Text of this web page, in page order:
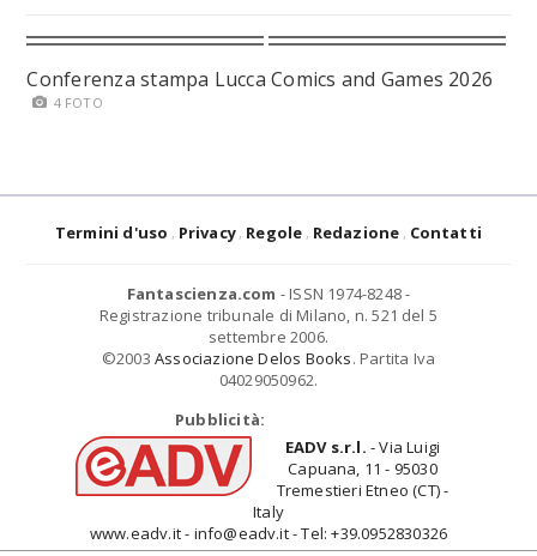
Conferenza stampa Lucca Comics and Games 2026
4 FOTO
Termini d'uso Privacy Regole Redazione Contatti
Fantascienza.com - ISSN 1974-8248 -
Registrazione tribunale di Milano, n. 521 del 5
settembre 2006.
©2003 Associazione Delos Books. Partita Iva
04029050962.
Pubblicità:
EADV s.r.l. - Via Luigi
Capuana, 11 - 95030
Tremestieri Etneo (CT) -
Italy
www.eadv.it - info@eadv.it - Tel: +39.0952830326